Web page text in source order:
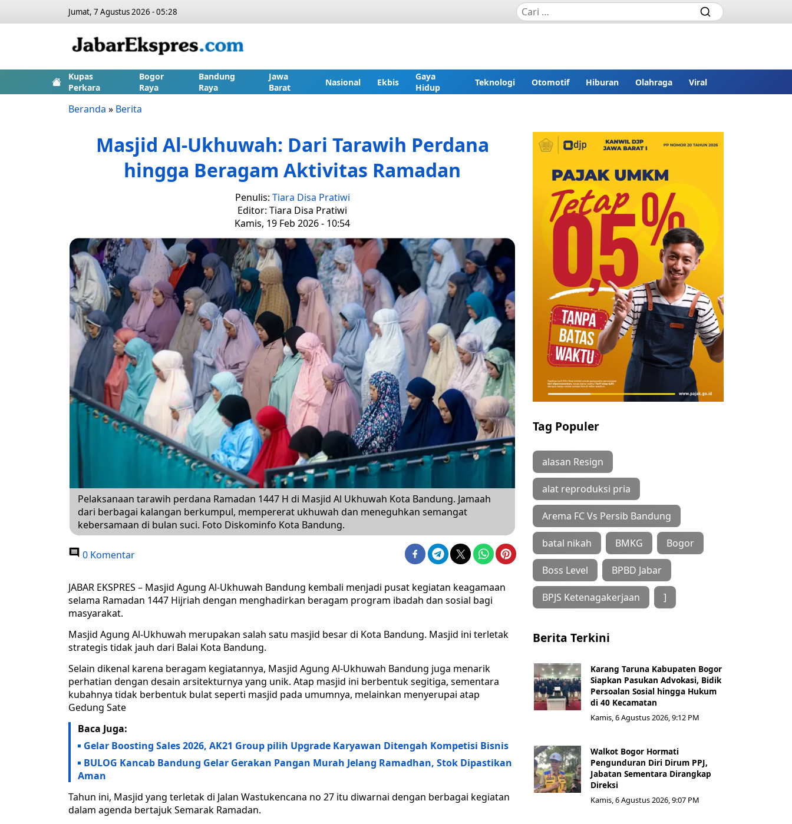
Jumat, 7 Agustus 2026 - 05:28
Kupas
Perkara
Bogor
Raya
Bandung
Raya
Jawa
Barat
Nasional Ekbis
Gaya
Hidup
Teknologi Otomotif Hiburan Olahraga Viral
Beranda » Berita
Masjid Al-Ukhuwah: Dari Tarawih Perdana
hingga Beragam Aktivitas Ramadan
Penulis: Tiara Disa Pratiwi
Editor: Tiara Disa Pratiwi
Kamis, 19 Feb 2026 - 10:54
Pelaksanaan tarawih perdana Ramadan 1447 H di Masjid Al Ukhuwah Kota Bandung. Jamaah
dari berbagai kalangan berkumpul, mempererat ukhuwah dan meneguhkan semangat
kebersamaan di bulan suci. Foto Diskominfo Kota Bandung.
0 Komentar
JABAR EKSPRES – Masjid Agung Al-Ukhuwah Bandung kembali menjadi pusat kegiatan keagamaan
selama Ramadan 1447 Hijriah dengan menghadirkan beragam program ibadah dan sosial bagi
masyarakat.
Masjid Agung Al-Ukhuwah merupakan salah satu masjid besar di Kota Bandung. Masjid ini terletak
strategis tidak jauh dari Balai Kota Bandung.
Selain dikenal karena beragam kegiatannya, Masjid Agung Al-Ukhuwah Bandung juga menarik
perhatian dengan desain arsitekturnya yang unik. Atap masjid ini berbentuk segitiga, sementara
kubahnya tidak berbentuk bulat seperti masjid pada umumnya, melainkan menyerupai atap
Gedung Sate
Baca Juga:
Gelar Boosting Sales 2026, AK21 Group pilih Upgrade Karyawan Ditengah Kompetisi Bisnis
BULOG Kancab Bandung Gelar Gerakan Pangan Murah Jelang Ramadhan, Stok Dipastikan
Aman
Tahun ini, Masjid yang terletak di Jalan Wastukencana no 27 itu diwarnai dengan berbagai kegiatan
dalam agenda bertajuk Semarak Ramadan.
Tag Populer
alasan Resign
alat reproduksi pria
Arema FC Vs Persib Bandung
batal nikah BMKG Bogor
Boss Level BPBD Jabar
BPJS Ketenagakerjaan ]
Berita Terkini
Karang Taruna Kabupaten Bogor
Siapkan Pasukan Advokasi, Bidik
Persoalan Sosial hingga Hukum
di 40 Kecamatan
Kamis, 6 Agustus 2026, 9:12 PM
Walkot Bogor Hormati
Pengunduran Diri Dirum PPJ,
Jabatan Sementara Dirangkap
Direksi
Kamis, 6 Agustus 2026, 9:07 PM